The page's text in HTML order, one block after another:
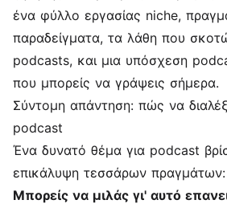
ένα φύλλο εργασίας niche,
παραδείγματα, τα λάθη που
podcasts, και μια υπόσχεση
που μπορείς να γράψεις σήμερα.
Σύντομη απάντηση: πώς να
podcast
Ένα δυνατό θέμα για podcast
επικάλυψη τεσσάρων πραγμάτων:
Μπορείς να μιλάς γι' αυτό